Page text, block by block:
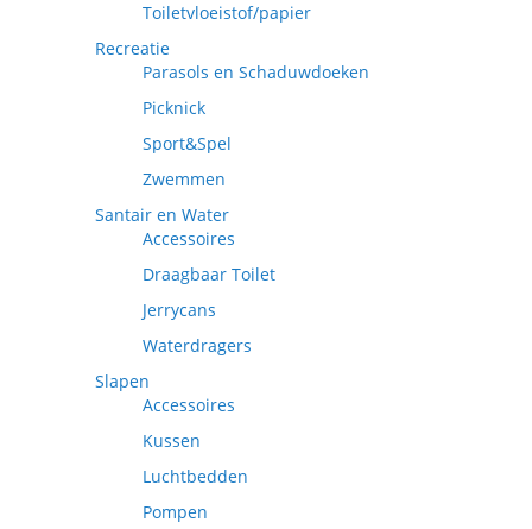
Toiletvloeistof/papier
Recreatie
Parasols en Schaduwdoeken
Picknick
Sport&Spel
Zwemmen
Santair en Water
Accessoires
Draagbaar Toilet
Jerrycans
Waterdragers
Slapen
Accessoires
Kussen
Luchtbedden
Pompen